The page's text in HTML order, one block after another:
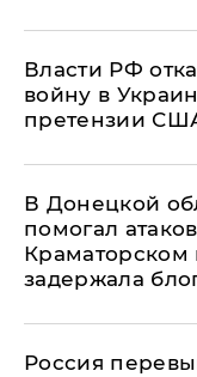
Власти РФ
войну в
претензии
В Донецкой
помогал
задержала
Россия